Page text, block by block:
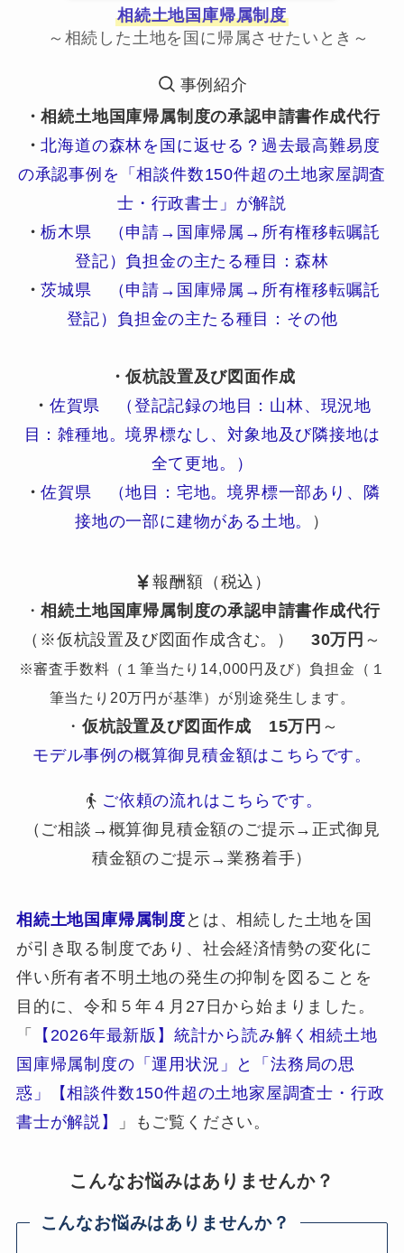
相続土地国庫帰属制度
～相続した土地を国に帰属させたいとき～
事例紹介
・相続土地国庫帰属制度の承認申請書作成代行
・北海道の森林を国に返せる？過去最高難易度
の承認事例を「相談件数150件超の土地家屋調査
士・行政書士」が解説
・栃木県 （申請→国庫帰属→所有権移転嘱託
登記）負担金の主たる種目：森林
・茨城県 （申請→国庫帰属→所有権移転嘱託
登記）負担金の主たる種目：その他
・仮杭設置及び図面作成
・ 佐賀県 （登記記録の地目：山林、現況地
目：雑種地。境界標なし、対象地及び隣接地は
全て更地。）
・佐賀県 （地目：宅地。境界標一部あり、隣
接地の一部に建物がある土地。
）
報酬額（税込）
・相続土地国庫帰属制度の承認申請書作成代行
（※仮杭設置及び図面作成含む。） 30万円 ～
※審査手数料（１筆当たり14,000円及び）負担金（１
筆当たり20万円が基準）が別途発生します。
・ 仮杭設置及び図面作成 15万円 ～
モデル事例の概算御見積金額はこちらです。
ご依頼の流れはこちらです。
（ご相談→概算御見積金額のご提示→正式御見
積金額のご提示→業務着手）
相続土地国庫帰属制度 とは、相続した土地を国
が引き取る制度であり、社会経済情勢の変化に
伴い所有者不明土地の発生の抑制を図ることを
目的に、令和５年４月27日から始まりました。
「
【2026年最新版】統計から読み解く相続土地
国庫帰属制度の「運用状況」と「法務局の思
惑」【相談件数150件超の土地家屋調査士・行政
書士が解説】
」もご覧ください。
こんなお悩みはありませんか？
こんなお悩みはありませんか？